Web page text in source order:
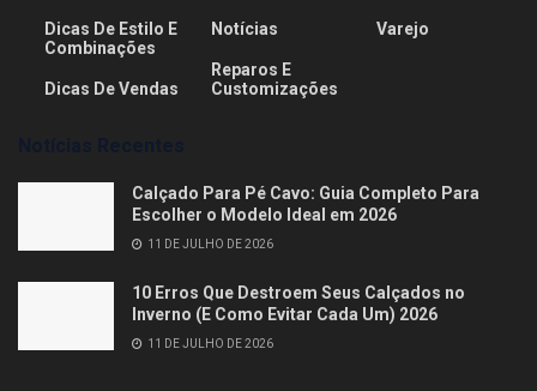
Dicas De Estilo E
Combinações
Dicas De Vendas
Notícias
Reparos E
Customizações
Varejo
Calçado Para Pé Cavo: Guia Completo Para
Escolher o Modelo Ideal em 2026
11 DE JULHO DE 2026
10 Erros Que Destroem Seus Calçados no
Inverno (E Como Evitar Cada Um) 2026
11 DE JULHO DE 2026